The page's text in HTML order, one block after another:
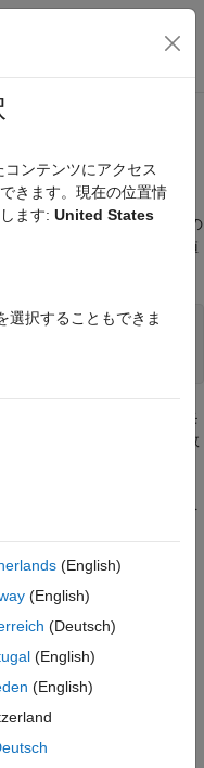
ーション メ
数のモデル オブジェクトの
、次のような一定範囲の値
について考えます。
を行う便利な方法です。モ
に要素として格納される複数
のモデルでは、次の属性を
ます。
ンテンツにアクセス
きます。現在の位置情
ます: United States
選択することもできま
(English)
(English)
(Deutsch)
(English)
(English)